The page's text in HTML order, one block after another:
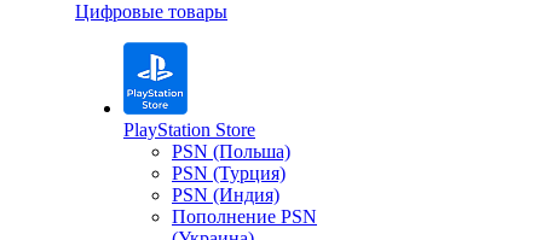
Цифровые товары
PlayStation Store
PSN (Польша)
PSN (Турция)
PSN (Индия)
Пополнение PSN